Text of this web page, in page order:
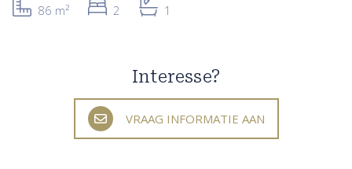
86 m² 2 1
Interesse?
VRAAG INFORMATIE AAN